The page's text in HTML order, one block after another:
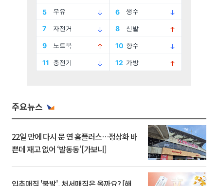
주요뉴스
22일 만에 다시 문 연 홈플러스…정상화 바
쁜데 재고 없어 ‘발동동’[가보니]
입추매직 '불발', 처서매직은 올까요? [해